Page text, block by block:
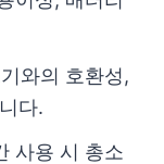
와의 호환성,
다.
사용 시 총소